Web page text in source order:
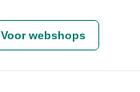
Voor webshops